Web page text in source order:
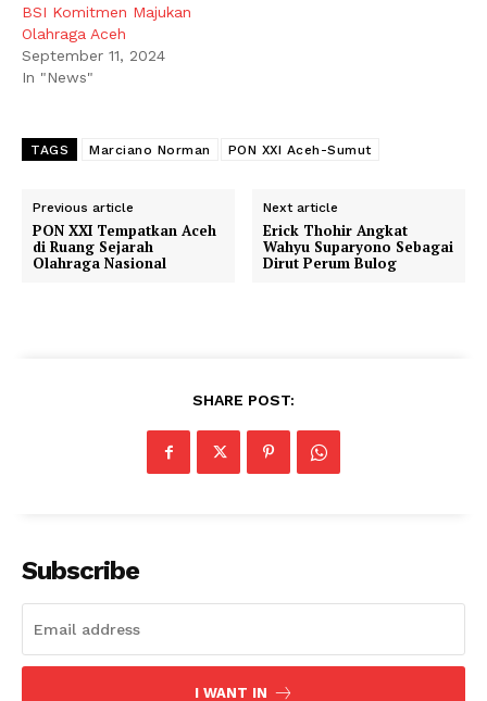
BSI Komitmen Majukan
Olahraga Aceh
September 11, 2024
In "News"
TAGS Marciano Norman PON XXI Aceh-Sumut
Previous article
PON XXI Tempatkan Aceh
di Ruang Sejarah
Olahraga Nasional
Next article
Erick Thohir Angkat
Wahyu Suparyono Sebagai
Dirut Perum Bulog
SHARE POST:
Subscribe
I WANT IN